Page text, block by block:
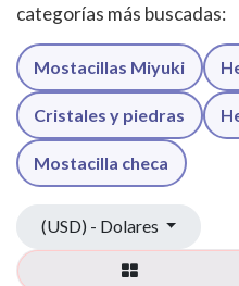
categorías más buscadas:
Mostacillas Miyuki
Cristales y piedras
Mostacilla checa
(USD) - Dolares